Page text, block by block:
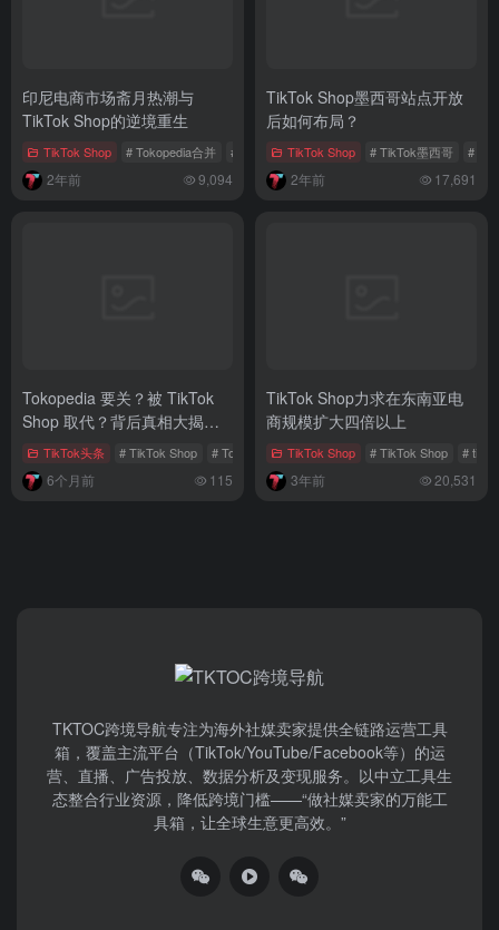
印尼电商市场斋月热潮与
TikTok Shop的逆境重生
TikTok Shop # Tokopedia合并 # 印尼电子商务市场 # TikTok Shop
2年前 9,094
TikTok Shop墨西哥站点开放
后如何布局？
TikTok Shop # TikTok墨西哥 #
2年前 17,691
Tokopedia 要关？被 TikTok
Shop 取代？背后真相大揭
秘！TikTok头条 # TikTok Shop # Tokopedia # 关闭传言
6个月前 115
TikTok Shop力求在东南亚电
商规模扩大四倍以上
TikTok Shop # TikTok Shop #
3年前 20,531
TKTOC跨境导航​专注为海外社媒卖家提供全链路运营工具
箱，覆盖主流平台（TikTok/YouTube/Facebook等）​的运
营、直播、广告投放、数据分析及变现服务。以中立工具生
态整合行业资源，降低跨境门槛——“做社媒卖家的万能工
具箱，让全球生意更高效。”